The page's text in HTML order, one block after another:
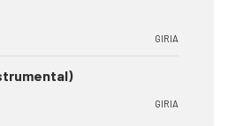
GIRIA
GIRIA